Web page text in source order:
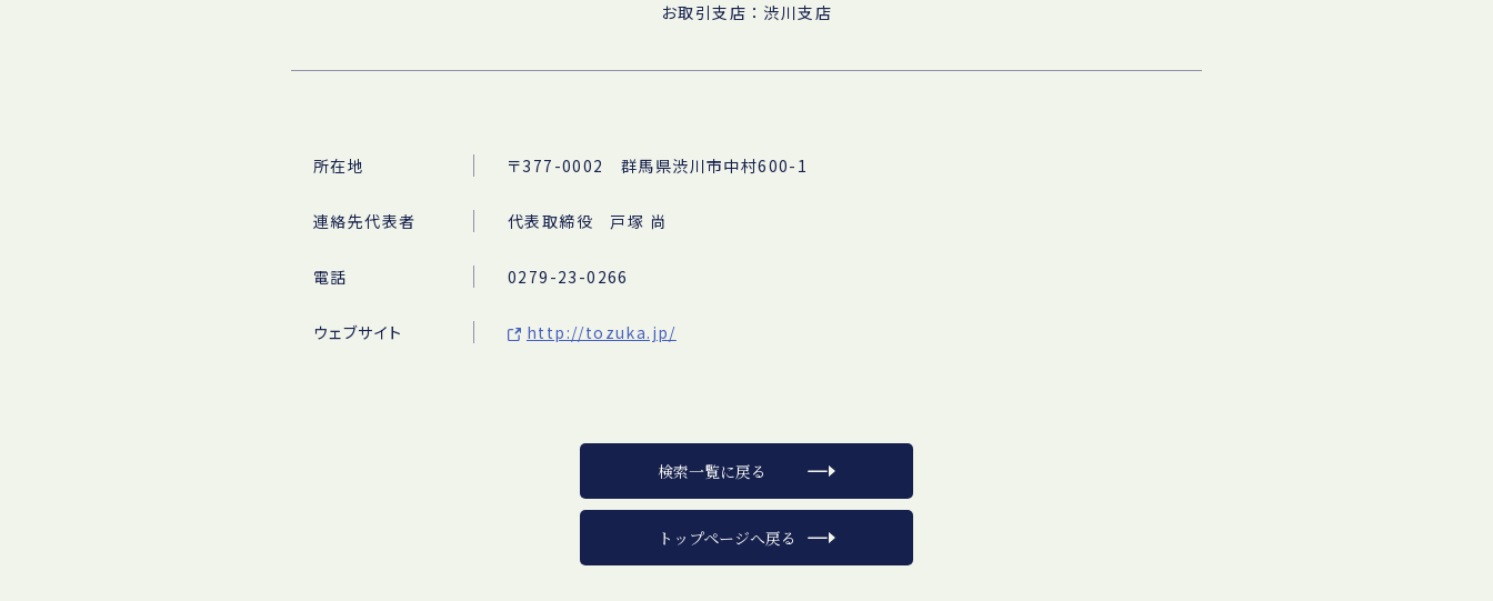
お取引支店：渋川支店
所在地 〒377-0002 群馬県渋川市中村600-1
連絡先代表者 代表取締役 戸塚 尚
電話 0279-23-0266
ウェブサイト http://tozuka.jp/
検索一覧に戻る
トップページへ戻る